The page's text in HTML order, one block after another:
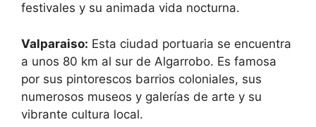
festivales y su animada vida nocturna.
Valparaiso: Esta ciudad portuaria se encuentra
a unos 80 km al sur de Algarrobo. Es famosa
por sus pintorescos barrios coloniales, sus
numerosos museos y galerías de arte y su
vibrante cultura local.